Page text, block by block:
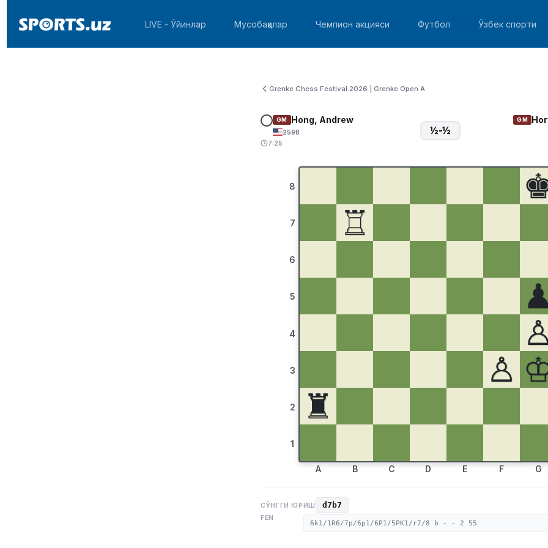
LIVE - Ўйинлар Мусобақалар Чемпион акцияси Футбол Ўзбек спорти
Grenke Chess Festival 2026 | Grenke Open A
GM Hong, Andrew
2598
7:25
½-½
GM
8
7
6
5
4
3
2
1
♖
♟
♙
♜
A B C D E F G
СЎНГГИ ЮРИШ d7b7
FEN
6k1/1R6/7p/6p1/6P1/5PK1/r7/8 b - - 2 55